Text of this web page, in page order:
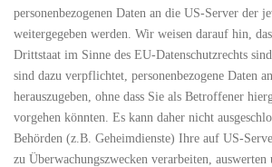
personenbezogenen Daten an die US-Server der
weitergegeben werden. Wir weisen darauf hin,
Drittstaat im Sinne des EU-Datenschutzrechts
sind dazu verpflichtet, personenbezogene Daten
herauszugeben, ohne dass Sie als Betroffener
vorgehen könnten. Es kann daher nicht
Behörden (z.B. Geheimdienste) Ihre auf US-
zu Überwachungszwecken verarbeiten, auswerten